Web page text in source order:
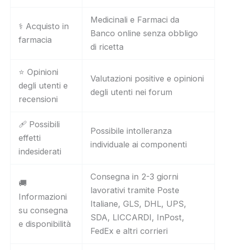
⚕️ Acquisto in
farmacia
Medicinali e Farmaci da
Banco online senza obbligo
di ricetta
⭐ Opinioni
degli utenti e
recensioni
Valutazioni positive e opinioni
degli utenti nei forum
🩹 Possibili
effetti
indesiderati
Possibile intolleranza
individuale ai componenti
🚚
Informazioni
su consegna
e disponibilità
Consegna in 2-3 giorni
lavorativi tramite Poste
Italiane, GLS, DHL, UPS,
SDA, LICCARDI, InPost,
FedEx e altri corrieri